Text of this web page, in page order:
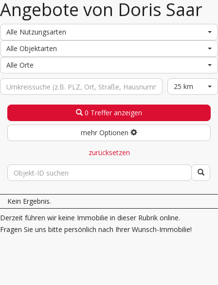
Angebote von Doris Saar
Alle Nutzungsarten
Alle Objektarten
Alle Orte
25 km
0 Treffer anzeigen
mehr Optionen
zurücksetzen
Kein Ergebnis.
Derzeit führen wir keine Immobilie in dieser Rubrik online.
Fragen Sie uns bitte persönlich nach Ihrer Wunsch-Immobilie!